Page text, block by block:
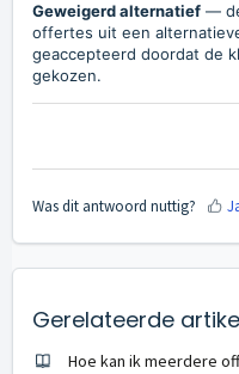
Geweigerd alternatief —
offertes uit een
geaccepteerd doordat de
gekozen.
Was dit antwoord nuttig?
Gerelateerde
Hoe kan ik meerdere